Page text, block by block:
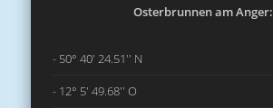
Osterbrunnen am Anger:
- 50° 40' 24.51'' N
- 12° 5' 49.68'' O